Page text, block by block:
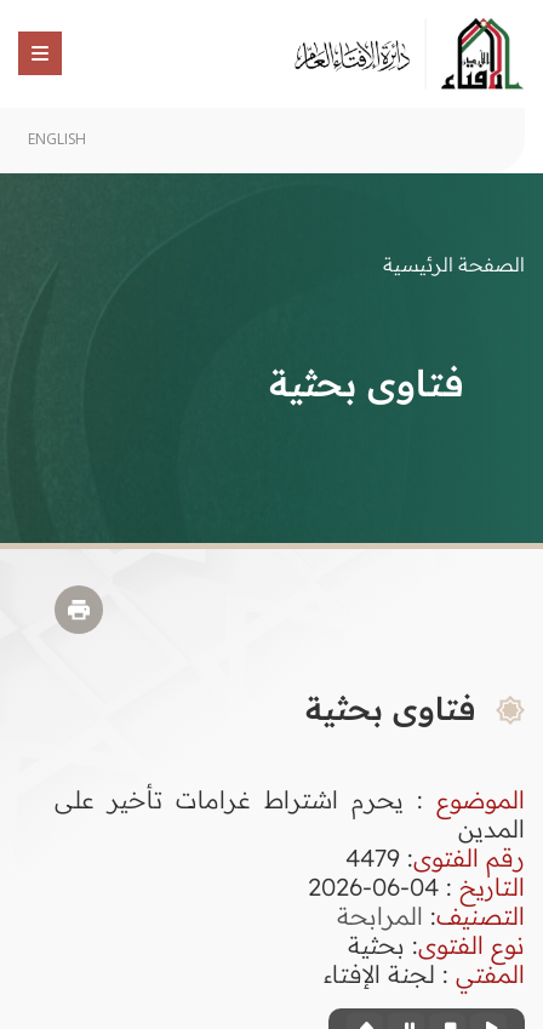
ENGLISH
الصفحة الرئيسية
فتاوى بحثية
فتاوى بحثية
الموضوع : يحرم اشتراط غرامات تأخير على
المدين
رقم الفتوى:
4479
التاريخ : 04-06-2026
التصنيف: المرابحة
نوع الفتوى: بحثية
المفتي : لجنة الإفتاء